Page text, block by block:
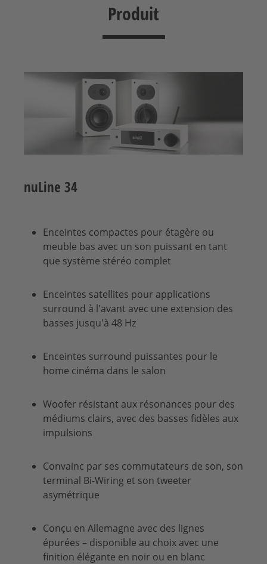
Produit
nuLine 34
Enceintes compactes pour étagère ou
meuble bas avec un son puissant en tant
que système stéréo complet
Enceintes satellites pour applications
surround à l'avant avec une extension des
basses jusqu'à 48 Hz
Enceintes surround puissantes pour le
home cinéma dans le salon
Woofer résistant aux résonances pour des
médiums clairs, avec des basses fidèles aux
impulsions
Convainc par ses commutateurs de son, son
terminal Bi-Wiring et son tweeter
asymétrique
Conçu en Allemagne avec des lignes
épurées – disponible au choix avec une
finition élégante en noir ou en blanc